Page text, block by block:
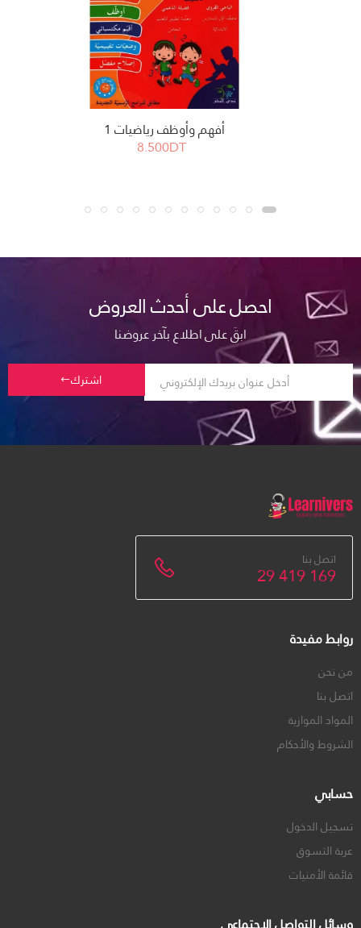
أفهم وأوظف رياضيات 1
8.500DT
احصل على أحدث العروض
ابقَ على اطلاع بآخر عروضنا
اشترك
اتصل بنا
29 419 169
روابط مفيدة
من نحن
اتصل بنا
المواد الموازية
الشروط والأحكام
حسابي
تسجيل الدخول
عربة التسوق
قائمة الأمنيات